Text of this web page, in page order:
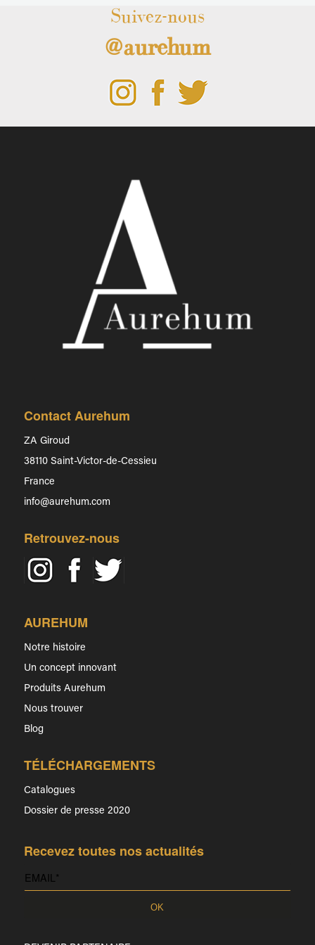
Suivez-nous
@aurehum
Contact Aurehum
ZA Giroud
38110 Saint-Victor-de-Cessieu
France
info@aurehum.com
Retrouvez-nous
AUREHUM
Notre histoire
Un concept innovant
Produits Aurehum
Nous trouver
Blog
TÉLÉCHARGEMENTS
Catalogues
Dossier de presse 2020
Recevez toutes nos actualités